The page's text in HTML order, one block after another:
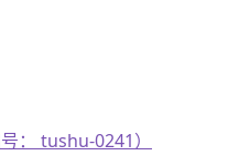
： tushu-0241）